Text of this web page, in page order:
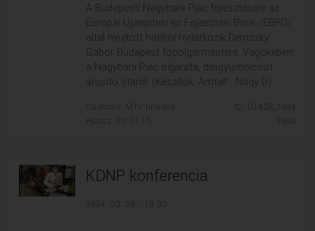
A Budapesti Nagybani Piac fejlesztesere az
Europai Ujjaepitesi es Fejlesztesi Bank /EBRD/
altal nyujtott hitelrol nyilatkozik Demszky
Gabor Budapest fopolgarmestere. Vagokepen:
a Nagybani Piac bejarata, deligyumolcsot
arusito stand. (Készítők: Amtall - Nagy B)
Csatorna: MTV híradók
Hossz: 00:01:15
ID: 01428_1994
1994
KDNP konferencia
1994. 03. 28. - 19:30